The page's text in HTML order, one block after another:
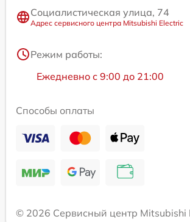
Социалистическая улица, 74
Адрес сервисного центра Mitsubishi Electric
Режим работы:
Ежедневно с 9:00 до 21:00
Способы оплаты
© 2026 Сервисный центр Mitsubishi